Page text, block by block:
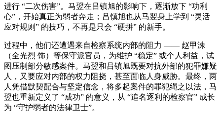
进行 “二次伤害”。马翌在吕镇旭的影响下，逐渐放下 “功利
心”，开始真正为弱者奔走；吕镇旭也从马翌身上学到 “灵活
应对规则” 的技巧，不再是只会 “硬拼” 的新手。
过程中，他们还遭遇来自检察系统内部的阻力 —— 赵甲洙
（全光烈 饰）等保守派官员，为维护 “稳定” 或个人利益，试
图压制部分敏感案件。马翌和吕镇旭既要对抗外部的犯罪嫌疑
人，又要应对内部的权力阻挠，甚至面临人身威胁。最终，两
人凭借默契配合与坚定信念，将多起案件的罪犯绳之以法，马
翌也重新定义了 “成功” 的意义，从 “追名逐利的检察官” 成长
为 “守护弱者的法律卫士”。